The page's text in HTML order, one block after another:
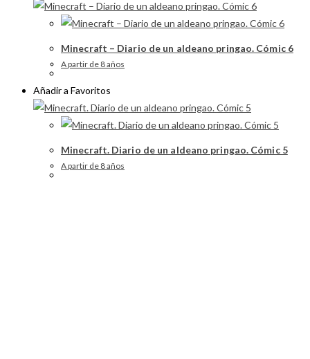
Minecraft – Diario de un aldeano pringao. Cómic 6
A partir de 8 años
Añadir a Favoritos
Minecraft. Diario de un aldeano pringao. Cómic 5
A partir de 8 años